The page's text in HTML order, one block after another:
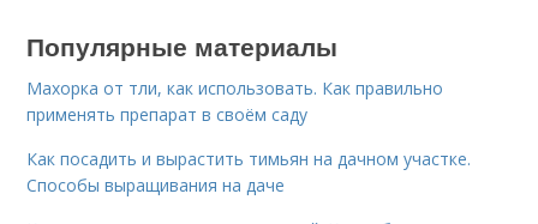
Популярные материалы
Махорка от тли, как использовать. Как правильно
применять препарат в своём саду
Как посадить и вырастить тимьян на дачном участке.
Способы выращивания на даче